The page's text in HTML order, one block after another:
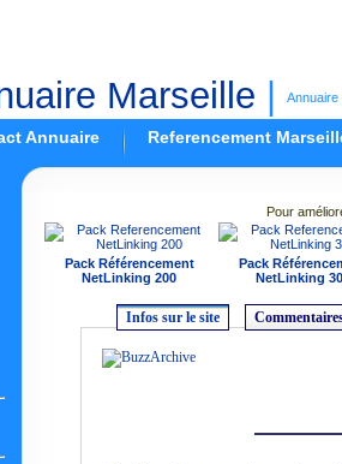
Marseille Annuaire
Annuaire Referencement
Pour
Pack Référencement
NetLinking 200
Pack
NetLinking
Infos sur le site